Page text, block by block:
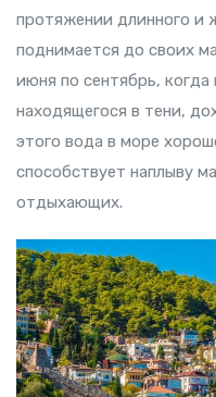
протяжении длинного и
поднимается до своих
июня по сентябрь,
находящегося в тени,
этого вода в море
способствует наплыву
отдыхающих.